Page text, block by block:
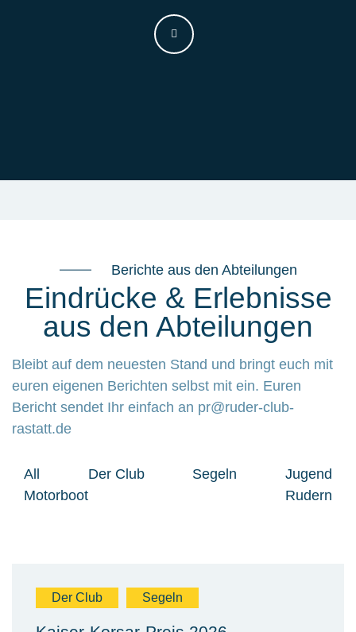
Berichte aus den Abteilungen
Eindrücke & Erlebnisse
aus den Abteilungen
Bleibt auf dem neuesten Stand und bringt euch mit
euren eigenen Berichten selbst mit ein. Euren
Bericht sendet Ihr einfach an pr@ruder-club-
rastatt.de
All Der Club Segeln
Jugend
Motorboot
Rudern
Der Club Segeln